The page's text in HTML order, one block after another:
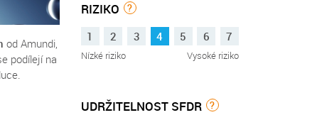
od Amundi,
podílejí na
RIZIKO ?
1 2 3 4 5 6 7
Nízké riziko Vysoké riziko
UDRŽITELNOST SFDR ?